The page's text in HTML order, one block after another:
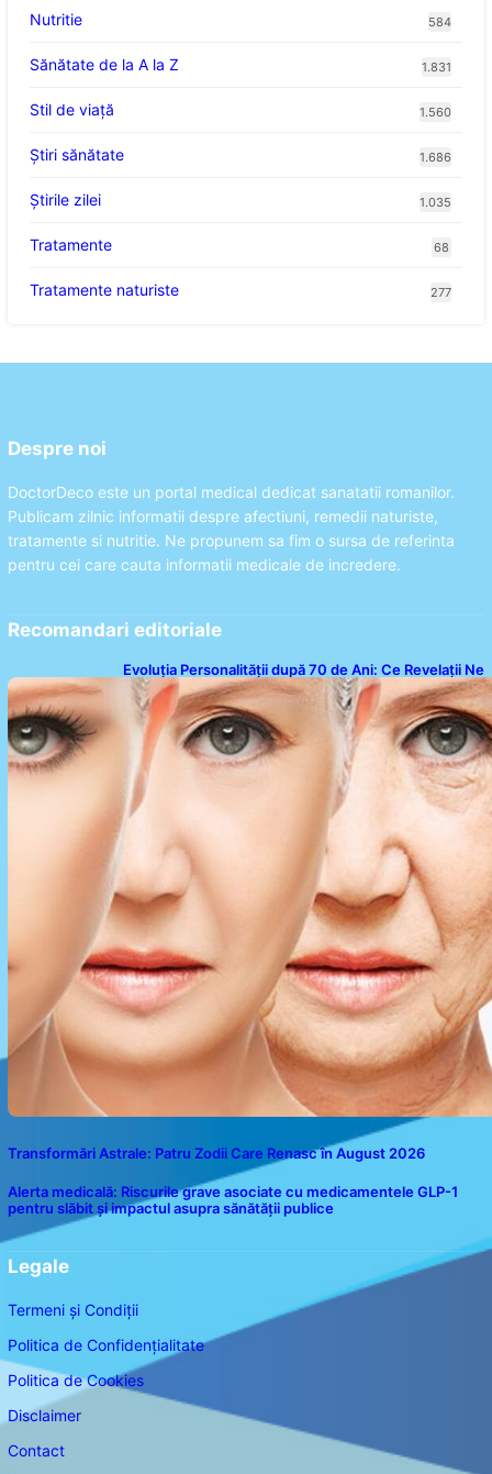
Nutritie 584
Sănătate de la A la Z 1.831
Stil de viaţă 1.560
Ştiri sănătate 1.686
Știrile zilei 1.035
Tratamente 68
Tratamente naturiste 277
Despre noi
DoctorDeco este un portal medical dedicat sanatatii romanilor.
Publicam zilnic informatii despre afectiuni, remedii naturiste,
tratamente si nutritie. Ne propunem sa fim o sursa de referinta
pentru cei care cauta informatii medicale de incredere.
Recomandari editoriale
Evoluția Personalității după 70 de Ani: Ce Revelații Ne
Oferă Studiile Psihologice
Transformări Astrale: Patru Zodii Care Renasc în August 2026
Alerta medicală: Riscurile grave asociate cu medicamentele GLP-1
pentru slăbit și impactul asupra sănătății publice
Legale
Termeni și Condiții
Politica de Confidențialitate
Politica de Cookies
Disclaimer
Contact